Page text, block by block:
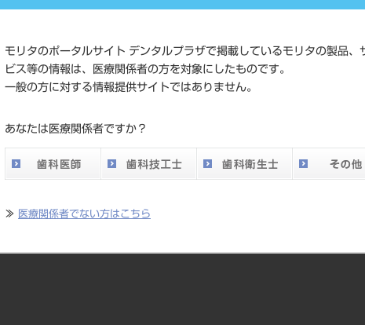
モリタのポータルサイト デンタルプラザで掲載しているモリタの製品、
ビス等の情報は、医療関係者の方を対象にしたものです。
一般の方に対する情報提供サイトではありません。
あなたは医療関係者ですか？
≫ 医療関係者でない方はこちら
価格の
ネット
い。
メーカー
ジ